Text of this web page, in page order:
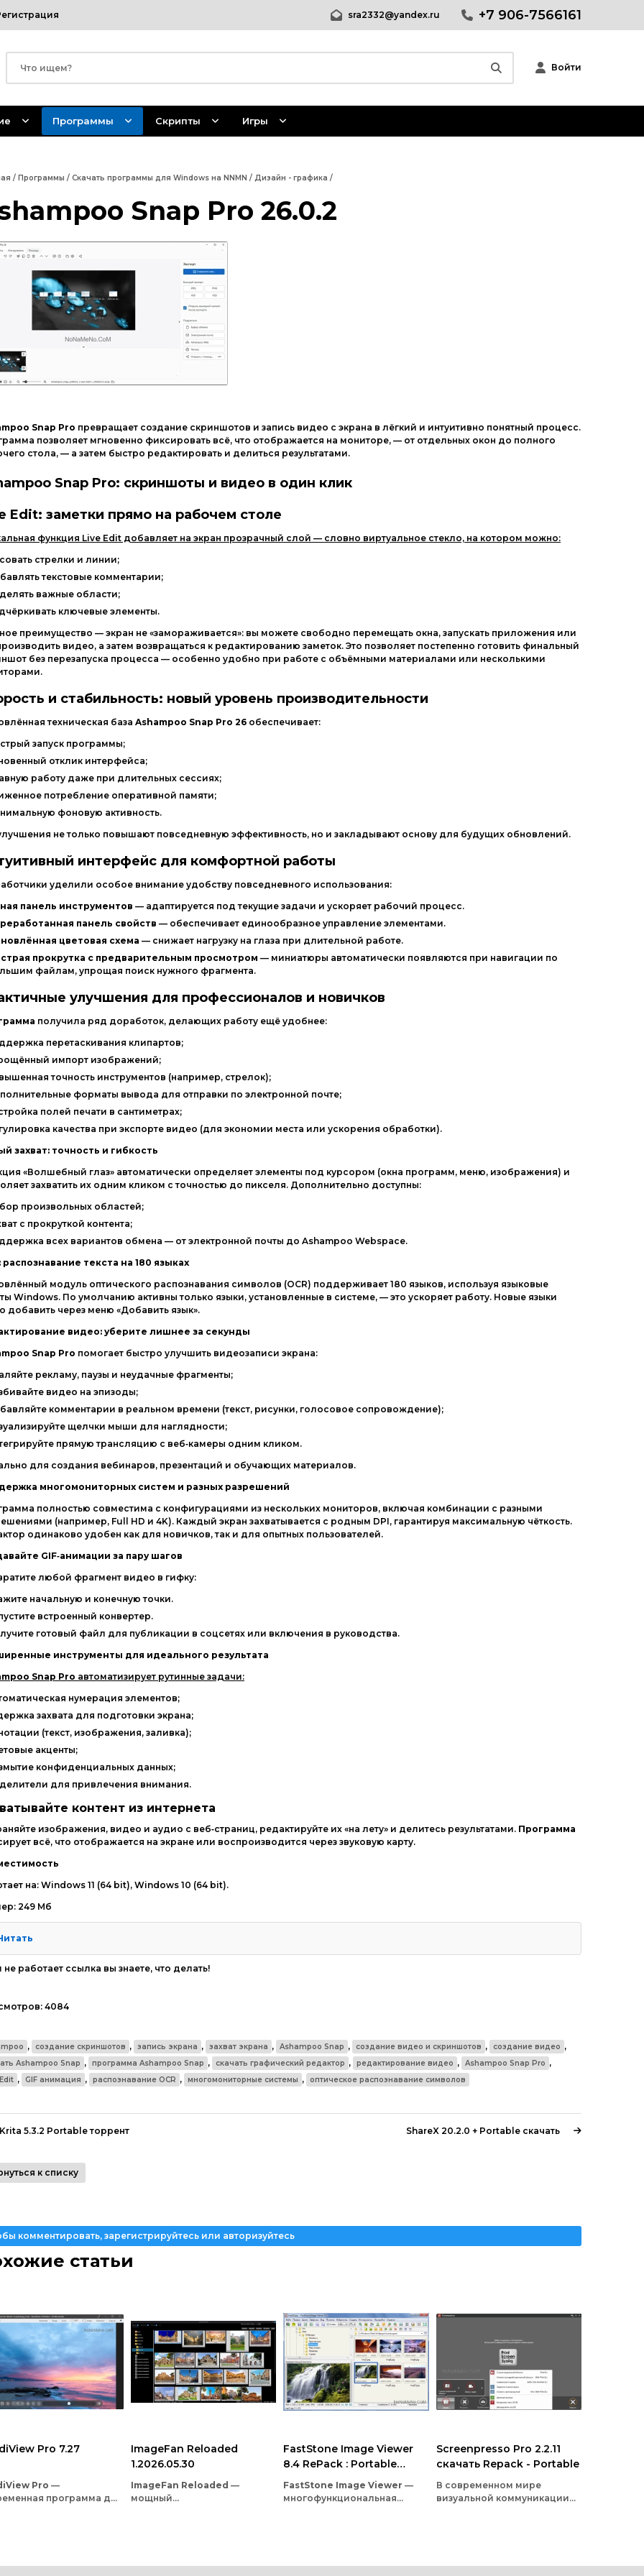
sra2332@yandex.ru +7 906-7566161
Войти
Программы Скрипты Игры
/ Программы / Скачать программы для Windows на NNMN / Дизайн - графика /
Snap Pro 26.0.2
Snap Pro превращает создание скриншотов и запись видео с экрана в лёгкий и интуитивно понятный процесс.
позволяет мгновенно фиксировать всё, что отображается на мониторе, — от отдельных окон до полного
стола, — а затем быстро редактировать и делиться результатами.
Snap Pro: скриншоты и видео в один клик
Edit: заметки прямо на рабочем столе
функция Live Edit добавляет на экран прозрачный слой — словно виртуальное стекло, на котором можно:
стрелки и линии;
текстовые комментарии;
важные области;
ключевые элементы.
преимущество — экран не «замораживается»: вы можете свободно перемещать окна, запускать приложения или
видео, а затем возвращаться к редактированию заметок. Это позволяет постепенно готовить финальный
без перезапуска процесса — особенно удобно при работе с объёмными материалами или несколькими
и стабильность: новый уровень производительности
техническая база Ashampoo Snap Pro 26 обеспечивает:
запуск программы;
отклик интерфейса;
работу даже при длительных сессиях;
потребление оперативной памяти;
фоновую активность.
нетолько повышают повседневную эффективность, но и закладывают основу для будущих обновлений.
интерфейс для комфортной работы
уделили особое внимание удобству повседневного использования:
панель инструментов — адаптируется под текущие задачи и ускоряет рабочий процесс.
панель свойств — обеспечивает единообразное управление элементами.
цветовая схема — снижает нагрузку на глаза при длительной работе.
прокрутка с предварительным просмотром — миниатюры автоматически появляются при навигации по
файлам, упрощая поиск нужного фрагмента.
улучшения для профессионалов и новичков
получила ряд доработок, делающих работу ещё удобнее:
перетаскивания клипартов;
импорт изображений;
точность инструментов (например, стрелок);
форматы вывода для отправки по электронной почте;
полей печати в сантиметрах;
качества при экспорте видео (для экономии места или ускорения обработки).
захват: точность и гибкость
«Волшебный глаз» автоматически определяет элементы под курсором (окна программ, меню, изображения) и
захватить их одним кликом с точностью до пикселя. Дополнительно доступны:
произвольных областей;
с прокруткой контента;
всех вариантов обмена — от электронной почты до Ashampoo Webspace.
распознавание текста на 180 языках
модуль оптического распознавания символов (OCR) поддерживает 180 языков, используя языковые
Windows. По умолчанию активны только языки, установленные в системе, — это ускоряет работу. Новые языки
добавить через меню «Добавить язык».
видео: уберите лишнее за секунды
Snap Pro помогает быстро улучшить видеозаписи экрана:
рекламу, паузы и неудачные фрагменты;
видео на эпизоды;
комментарии в реальном времени (текст, рисунки, голосовое сопровождение);
щелчки мыши для наглядности;
прямую трансляцию с веб‑камеры одним кликом.
для создания вебинаров, презентаций и обучающих материалов.
многомониторных систем и разных разрешений
полностью совместима с конфигурациями из нескольких мониторов, включая комбинации с разными
(например, Full HD и 4K). Каждый экран захватывается с родным DPI, гарантируя максимальную чёткость.
одинаково удобен как для новичков,так и для опытных пользователей.
GIF‑анимации за парушагов
любой фрагмент видео в гифку:
начальную и конечную точки.
встроенный конвертер.
готовый файл для публикации в соцсетях или включения в руководства.
инструменты для идеального результата
Snap Pro автоматизирует рутинные задачи:
нумерация элементов;
захвата для подготовки экрана;
(текст, изображения, заливка);
акценты;
конфиденциальных данных;
для привлечения внимания.
контент из интернета
изображения, видео и аудио с веб‑страниц, редактируйте их «на лету» и делитесь результатами. Программа
всё, что отображается на экране или воспроизводится через звуковую карту.
на: Windows 11 (64 bit), Windows 10 (64 bit).
249 Мб
не работает ссылка вы знаете, что делать!
4084
, создание скриншотов , запись экрана , захват экрана , Ashampoo Snap , создание видео и скриншотов , создание видео ,
Ashampoo Snap , программа Ashampoo Snap , скачать графический редактор , редактирование видео , Ashampoo Snap Pro ,
, GIF анимация , распознавание OCR , многомониторные системы , оптическое распознавание символов
Krita 5.3.2 Portable торрент ShareX 20.2.0 + Portable скачать
к списку
комментировать, зарегистрируйтесь или авторизуйтесь
статьи
Pro 7.27
Pro —
программа для
ImageFan Reloaded
1.2026.05.30
ImageFan Reloaded —
мощный
FastStone Image Viewer
8.4 RePack : Portable
скачать торрент
FastStone Image Viewer —
многофункциональная
Screenpresso Pro 2.2.11
скачать Repack - Portable
В современном мире
визуальной коммуникации